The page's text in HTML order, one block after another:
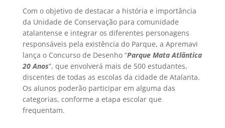
Com o objetivo de destacar a história e importância
da Unidade de Conservação para comunidade
atalantense e integrar os diferentes personagens
responsáveis pela existência do Parque, a Apremavi
lança o Concurso de Desenho “Parque Mata Atlântica
20 Anos”, que envolverá mais de 500 estudantes,
discentes de todas as escolas da cidade de Atalanta.
Os alunos poderão participar em alguma das
categorias, conforme a etapa escolar que
frequentam.